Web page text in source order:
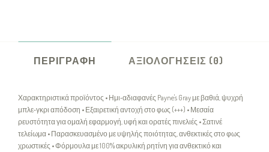
ΠΕΡΙΓΡΑΦΉ ΑΞΙΟΛΟΓΉΣΕΙΣ (0)
Χαρακτηριστικά προϊόντος • Ημι‑αδιαφανές Payne's Gray με βαθιά, ψυχρή
μπλε‑γκρι απόδοση • Εξαιρετική αντοχή στο φως (+++) • Μεσαία
ρευστότητα για ομαλή εφαρμογή, υφή και ορατές πινελιές • Σατινέ
τελείωμα • Παρασκευασμένο με υψηλής ποιότητας, ανθεκτικές στο φως
χρωστικές • Φόρμουλα με 100% ακρυλική ρητίνη για ανθεκτικό και